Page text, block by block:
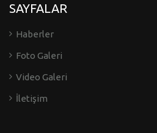
SAYFALAR
Haberler
Foto Galeri
Video Galeri
İletişim